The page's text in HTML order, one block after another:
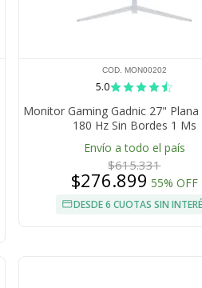
COD. MON00202
5.0
Monitor Gaming Gadnic 27" Plana
180 Hz Sin Bordes 1 Ms
Envío a todo el país
$615.331
$276.899 55% OFF
DESDE 6 CUOTAS SIN